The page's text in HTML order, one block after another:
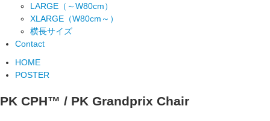
LARGE（～W80cm）
XLARGE（W80cm～）
横長サイズ
Contact
HOME
POSTER
PK CPH™ / PK Grandprix Chair